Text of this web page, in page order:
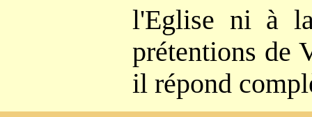
l'Eglise ni à
prétentions de
il répond